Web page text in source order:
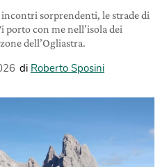
incontri sorprendenti, le strade di
porto con me nell’isola dei
dell’Ogliastra.
di Roberto Sposini